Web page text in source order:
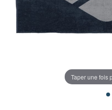
Taper une fois